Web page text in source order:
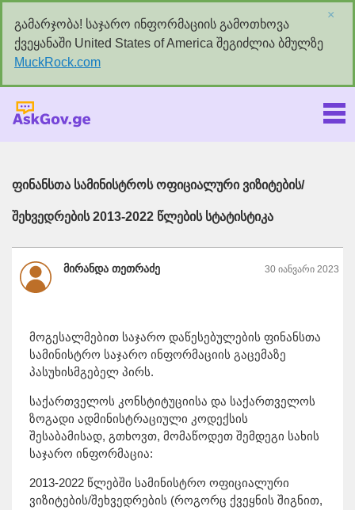
გამარჯობა! საჯარო ინფორმაციის გამოთხოვა
ქვეყანაში United States of America შეგიძლია ბმულზე
MuckRock.com
×
ფინანსთა სამინისტროს ოფიციალური ვიზიტების/
შეხვედრების 2013-2022 წლების სტატისტიკა
მირანდა თეთრაძე 30 იანვარი 2023
მოგესალმებით საჯარო დაწესებულების ფინანსთა
სამინისტრო საჯარო ინფორმაციის გაცემაზე
პასუხისმგებელ პირს.
საქართველოს კონსტიტუციისა და საქართველოს
ზოგადი ადმინისტრაციული კოდექსის
შესაბამისად, გთხოვთ, მომაწოდეთ შემდეგი სახის
საჯარო ინფორმაცია:
2013-2022 წლებში სამინისტრო ოფიციალური
ვიზიტების/შეხვედრების (როგორც ქვეყნის შიგნით,